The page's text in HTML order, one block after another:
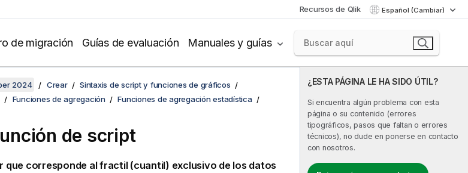
Recursos de Qlik Español (Cambiar)
de migración Guías de evaluación Manuales y guías
¿ESTA PÁGINA LE HA SIDO ÚTIL?
Si encuentra algún problema con esta
página o su contenido (errores
tipográficos, pasos que faltan o errores
técnicos), no dude en ponerse en contacto
con nosotros.
2024 Crear
Sintaxis de script y funciones de gráficos
Funciones de agregación Funciones de agregación estadística
de script
que corresponde al fractil (cuantil) exclusivo de los datos